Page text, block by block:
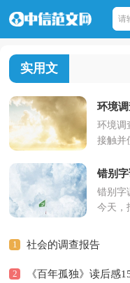
实用文
环境
环境调
接触并
怎么写
错别
错别字
今天，
1 社会的调查报告
2 《百年孤独》读后感